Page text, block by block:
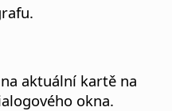
aktuální kartě na
okna.